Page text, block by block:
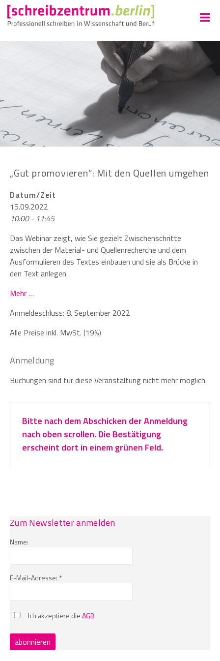
„Gut promovieren“: Mit den Quellen umgehen
Datum/Zeit
15.09.2022
10:00 - 11:45
Das Webinar zeigt, wie Sie gezielt Zwischenschritte
zwischen der Material- und Quellenrecherche und dem
Ausformulieren des Textes einbauen und sie als Brücke in
den Text anlegen.
Mehr …
Anmeldeschluss: 8. September 2022
Alle Preise inkl. MwSt. (19%)
Anmeldung
Buchungen sind für diese Veranstaltung nicht mehr möglich.
Bitte nach dem Abschicken der Anmeldung
nach oben scrollen. Die Bestätigung
erscheint dort in einem grünen Feld.
Zum Newsletter anmelden
Name:
E-Mail-Adresse: *
Ich akzeptiere dieAGB